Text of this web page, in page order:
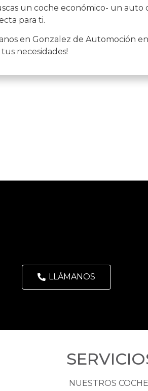
un coche económico- un
para ti.
en Gonzalez de Automoción
tus necesidades!
LLÁMANOS
NUESTROS